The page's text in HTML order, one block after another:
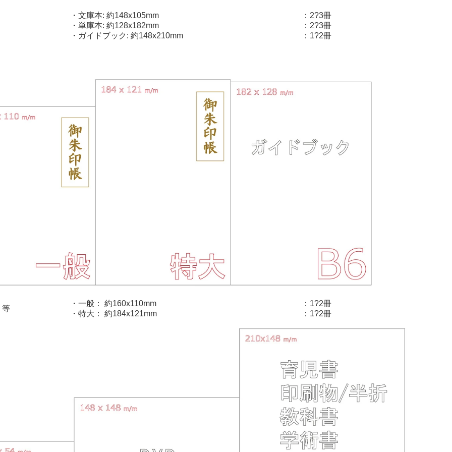
・文庫本: 約148x105mm
：2?3冊
・単庫本: 約128x182mm
：2?3冊
・ガイドブック: 約148x210mm
：1?2冊
・一般： 約160x110mm
：1?2冊
・特大： 約184x121mm
：1?2冊